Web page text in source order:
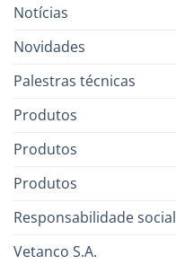
Notícias
Novidades
Palestras técnicas
Produtos
Produtos
Produtos
Responsabilidade social
Vetanco S.A.